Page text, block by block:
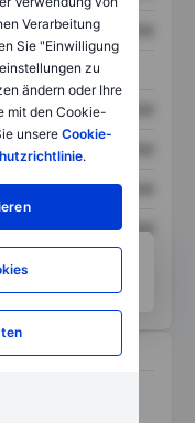
Verarbeitung
Sie "Einwilligung
zu
ändern oder Ihre
mit den Cookie-
unsereCookie-
.
XXXXXXX
XXXXXXX
XXXXXXX
XXXXXXX
Diagramm-
of
develop novel